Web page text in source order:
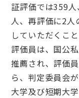
証評価では359
人、再評価に2人
していただくこと
評価員は、国公
推薦され、評価
ら、判定委員会
大学及び短期大